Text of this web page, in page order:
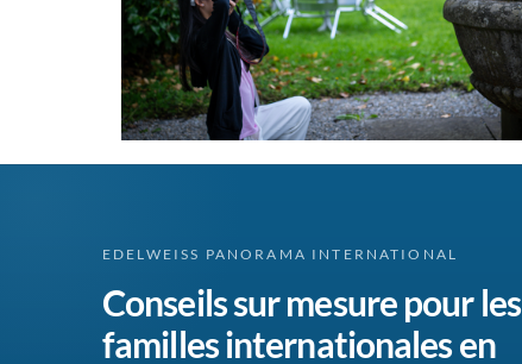
EDELWEISS PANORAMA INTERNATIONAL
Conseils sur mesure pour les
familles internationales en